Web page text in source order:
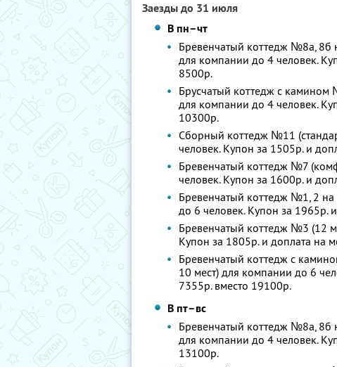
Заезды до 31 июля
В пн–чт
Бревенчатый коттедж №8а, 8б
для компании до 4 человек.
8500р.
Брусчатый коттедж с камином
для компании до 4 человек.
10300р.
Сборный коттедж №11
человек. Купон за 1505р. и
Бревенчатый коттедж №7
человек. Купон за 1600р. и
Бревенчатый коттедж №1, 2 на
до 6 человек. Купон за 1965р.
Бревенчатый коттедж №3 (12
Купон за 1805р. и доплата на
Бревенчатый коттедж с
10 мест) для компании до 6
7355р. вместо 19100р.
В пт–вс
Бревенчатый коттедж №8а, 8б
для компании до 4 человек.
13100р.